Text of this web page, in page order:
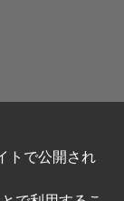
トで公開され